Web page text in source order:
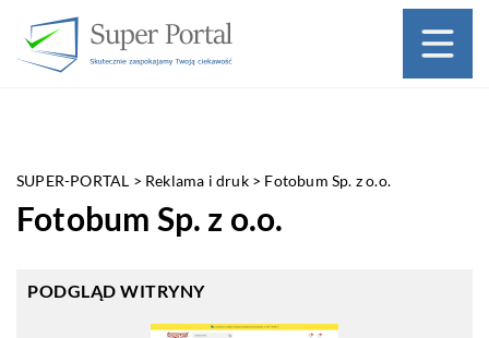
SUPER-PORTAL > Reklama i druk> Fotobum Sp. z o.o.
Fotobum Sp. z o.o.
PODGLĄD WITRYNY